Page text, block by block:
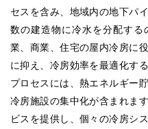
セスを含み、地域内の地下パ
数の建造物に冷水を分配す
業、商業、住宅の屋内冷房に
に抑え、冷房効率を最適化す
プロセスには、熱エネルギー
冷房施設の集中化が含まれま
ビスを提供し、個々の冷房シ